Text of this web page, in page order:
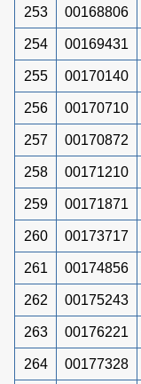
253 00168806
254 00169431
255 00170140
256 00170710
257 00170872
258 00171210
259 00171871
260 00173717
261 00174856
262 00175243
263 00176221
264 00177328